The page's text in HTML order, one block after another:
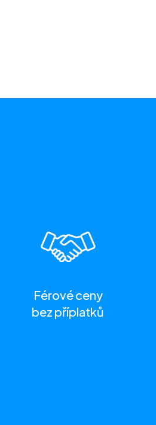
Férové ceny
bez příplatků